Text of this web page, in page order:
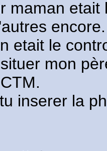
maman
encore.
etait le
mon
inserer la